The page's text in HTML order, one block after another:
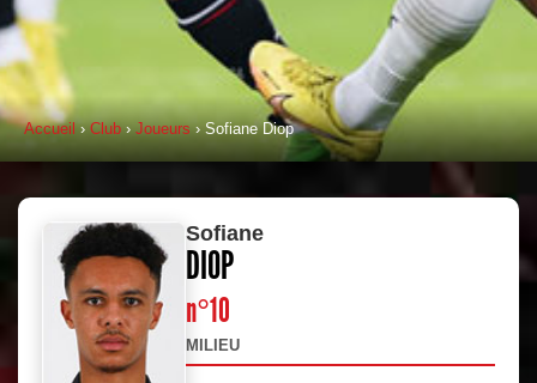
Accueil›Club ›Joueurs› Sofiane Diop
Sofiane
DIOP
n°10
MILIEU